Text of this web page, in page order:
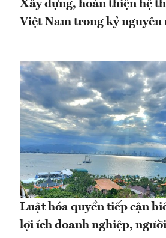
Xây dựng, hoàn thiện hệ
Việt Nam trong kỷ nguyên
Luật hóa quyền tiếp cận
lợi ích doanh nghiệp,